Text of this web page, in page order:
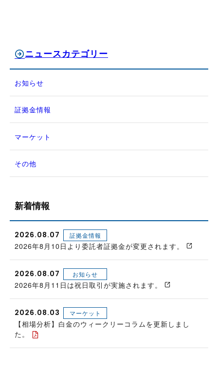
ニュースカテゴリー
お知らせ
証拠金情報
マーケット
その他
新着情報
2026.08.07 証拠金情報
2026年8月10日より委託者証拠金が変更されます。
2026.08.07 お知らせ
2026年8月11日は祝日取引が実施されます。
2026.08.03 マーケット
【相場分析】白金のウィークリーコラムを更新しまし
た。